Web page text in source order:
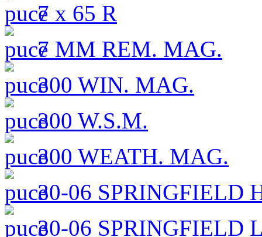
7 x 65 R
7 MM REM. MAG.
300 WIN. MAG.
300 W.S.M.
300 WEATH. MAG.
30-06 SPRINGFIELD
30-06 SPRINGFIELD